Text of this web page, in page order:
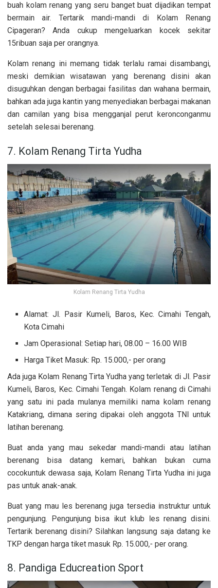
buah kolam renang yang seru banget buat dijadikan tempat
bermain air. Tertarik mandi-mandi di Kolam Renang
Cipageran? Anda cukup mengeluarkan kocek sekitar
15ribuan saja per orangnya.
Kolam renang ini memang tidak terlalu ramai disambangi,
meski demikian wisatawan yang berenang disini akan
disuguhkan dengan berbagai fasilitas dan wahana bermain,
bahkan ada juga kantin yang menyediakan berbagai makanan
dan camilan yang bisa mengganjal perut keronconganmu
setelah selesai berenang.
7. Kolam Renang Tirta Yudha
Kolam Renang Tirta Yudha
Alamat: Jl. Pasir Kumeli, Baros, Kec. Cimahi Tengah,
Kota Cimahi
Jam Operasional: Setiap hari, 08.00 – 16.00 WIB
Harga Tiket Masuk: Rp. 15.000,- per orang
Ada juga Kolam Renang Tirta Yudha yang terletak di Jl. Pasir
Kumeli, Baros, Kec. Cimahi Tengah. Kolam renang di Cimahi
yang satu ini pada mulanya memiliki nama kolam renang
Katakriang, dimana sering dipakai oleh anggota TNI untuk
latihan berenang.
Buat anda yang mau sekedar mandi-mandi atau latihan
berenang bisa datang kemari, bahkan bukan cuma
cocokuntuk dewasa saja, Kolam Renang Tirta Yudha ini juga
pas untuk anak-anak.
Buat yang mau les berenang juga tersedia instruktur untuk
pengunjung. Pengunjung bisa ikut klub les renang disini.
Tertarik berenang disini? Silahkan langsung saja datang ke
TKP dengan harga tiket masuk Rp. 15.000,- per orang.
8. Pandiga Educreation Sport